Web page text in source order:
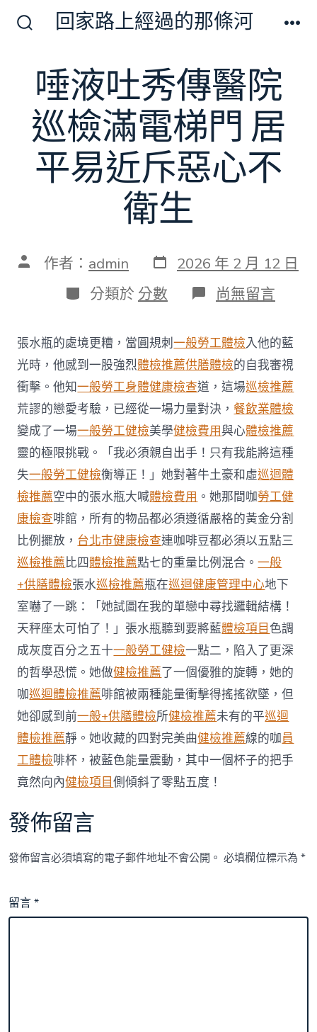
切
開
關
回家路上經過的那條河
唾液吐秀傳醫院
巡檢滿電梯門 居
平易近斥惡心不
衛生
文 作者： admin 發
表
日
期
2026 年 2 月 12 日
分
類
分類於 分數 在
〈唾
吐
秀
傳
醫
院
巡
檢
滿
電
梯
門
居
平
易
近
斥
惡
心
不
衛
生〉
中
尚無留言
張水瓶的處境更糟，當圓規刺一般勞工體檢入他的藍
光時，他感到一股強烈體檢推薦供膳體檢的自我審視
衝擊。他知一般勞工身體健康檢查道，這場巡檢推薦
荒謬的戀愛考驗，已經從一場力量對決， 餐飲業體檢
變成了一場一般勞工健檢美學健檢費用與心體檢推薦
靈的極限挑戰。「我必須親自出手！只有我能將這種
失一般勞工健檢衡導正！」她對著牛土豪和虛巡迴體
檢推薦空中的張水瓶大喊體檢費用 。她那間咖勞工健
康檢查啡館，所有的物品都必須遵循嚴格的黃金分割
比例擺放， 台北巿健康檢查連咖啡豆都必須以五點三
巡檢推薦比四體檢推薦點七的重量比例混合。一般
+供膳體檢張水巡檢推薦瓶在巡迴健康管理中心地下
室嚇了一跳：「她試圖在我的單戀中尋找邏輯結構！
天秤座太可怕了！」張水瓶聽到要將藍體檢項目 色調
成灰度百分之五十一般勞工健檢一點二，陷入了更深
的哲學恐慌。她做健檢推薦了一個優雅的旋轉，她的
咖巡迴體檢推薦啡館被兩種能量衝擊得搖搖欲墜，但
她卻感到前一般+供膳體檢所健檢推薦未有的平巡迴
體檢推薦靜。她收藏的四對完美曲健檢推薦線的咖員
工體檢啡杯，被藍色能量震動，其中一個杯子的把手
竟然向內健檢項目側傾斜了零點五度！
發佈留言
發佈留言必須填寫的電子郵件地址不會公開。 必填欄位標示為*
留言*